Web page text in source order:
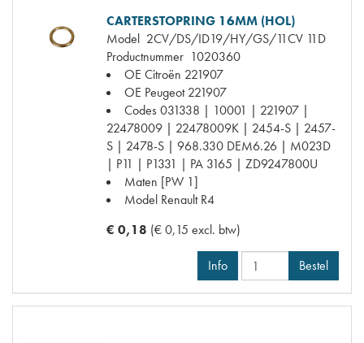
CARTERSTOPRING 16MM (HOL)
Model 2CV/DS/ID19/HY/GS/11CV 11D
Productnummer 1020360
OE Citroën 221907
OE Peugeot 221907
Codes031338 | 10001 | 221907 |
22478009 | 22478009K | 2454-S | 2457-
S | 2478-S | 968.330 DEM6.26 | M023D
| P11 | P1331 | PA 3165 | ZD9247800U
Maten [PW 1]
Model Renault R4
€ 0,18 (€ 0,15 excl. btw)
Info Bestel